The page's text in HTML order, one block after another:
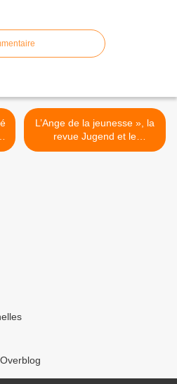
L’Ange de la jeunesse », la
revue Jugend et le
Jugendstil à Munich >